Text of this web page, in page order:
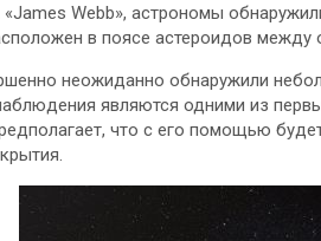
«James Webb», астрономы
в поясе астероидов между
неожиданно обнаружили
являются одними из
что с его помощью